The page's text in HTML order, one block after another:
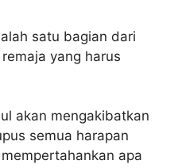
satu bagian dari
yang harus
akan mengakibatkan
semua harapan
apa